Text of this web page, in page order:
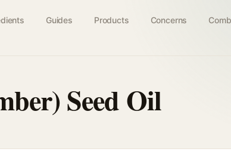
Guides Products Concerns
Seed Oil